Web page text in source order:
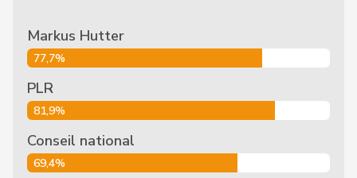
Markus Hutter
77,7%
PLR
81,9%
Conseil national
69,4%